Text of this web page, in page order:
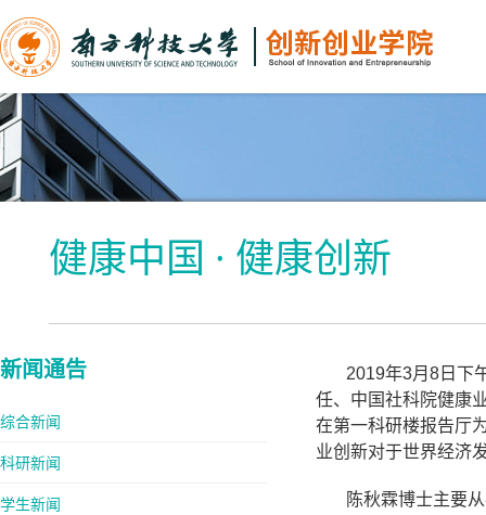
健康中国 · 健康创新
新闻通告
综合新闻
科研新闻
学生新闻
2019年3月8日下
任、中国社科院健康
在第一科研楼报告厅
业创新对于世界经济
陈秋霖博士主要